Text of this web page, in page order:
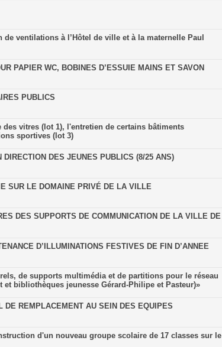
de ventilations à l’Hôtel de ville et à la maternelle Paul
PAPIER WC, BOBINES D’ESSUIE MAINS ET SAVON
PUBLICS
vitres (lot 1), l'entretien de certains bâtiments
sportives (lot 3)
DIRECTION DES JEUNES PUBLICS (8/25 ANS)
SUR LE DOMAINE PRIVÉ DE LA VILLE
DES SUPPORTS DE COMMUNICATION DE LA VILLE DE
D’ILLUMINATIONS FESTIVES DE FIN D’ANNEE
de supports multimédia et de partitions pour le réseau
bibliothèques jeunesse Gérard-Philipe et Pasteur)»
DE REMPLACEMENT AU SEIN DES EQUIPES
d'un nouveau groupe scolaire de 17 classes sur le